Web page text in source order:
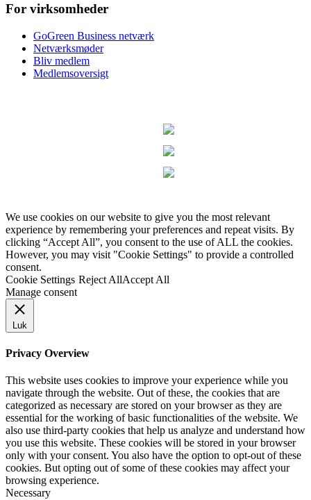
For virksomheder
GoGreen Business netværk
Netværksmøder
Bliv medlem
Medlemsoversigt
We use cookies on our website to give you the most relevant
experience by remembering your preferences and repeat visits. By
clicking “Accept All”, you consent to the use of ALL the cookies.
However, you may visit "Cookie Settings" to provide a controlled
consent.
Cookie Settings Reject AllAccept All
Manage consent
Luk
Privacy Overview
This website uses cookies to improve your experience while you
navigate through the website. Out of these, the cookies that are
categorized as necessary are stored on your browser as they are
essential for the working of basic functionalities of the website. We
also use third-party cookies that help us analyze and understand how
you use this website. These cookies will be stored in your browser
only with your consent. You also have the option to opt-out of these
cookies. But opting out of some of these cookies may affect your
browsing experience.
Necessary